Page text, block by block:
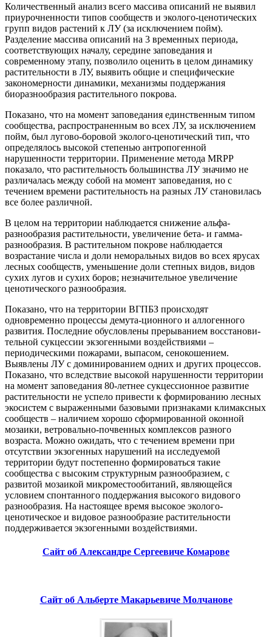
Количественный анализ всего массива описаний не выявил
приурочненности типов сообществ и эколого-ценотических
групп видов растений к ЛУ (за исключением пойм).
Разделение массива описаний на 3 временных периода,
соответствующих началу, середине заповедания и
современному этапу, позволило оценить в целом динамику
растительности в ЛУ, выявить общие и специфические
закономерности динамики, механизмы поддержания
биоразнообразия растительного покрова.
Показано, что на момент заповедания единственным типом
сообщества, распространенным во всех ЛУ, за исключением
пойм, был лугово-боровой эколого-ценотический тип, что
определялось высокой степенью антропогенной
нарушенности территории. Применение метода MRPP
показало, что растительность большинства ЛУ значимо не
различалась между собой на момент заповедания, но с
течением времени растительность на разных ЛУ становилась
все более различной.
В целом на территории наблюдается снижение альфа-
разнообразия растительности, увеличение бета- и гамма-
разнообразия. В растительном покрове наблюдается
возрастание числа и доли неморальных видов во всех ярусах
лесных сообществ, уменьшение доли степных видов, видов
сухих лугов и сухих боров; незначительное увеличение
ценотического разнообразия.
Показано, что на территории ВГПБЗ происходят
одновременно процессы демута-ционного и аллогенного
развития. Последние обусловлены прерыванием восстанови-
тельной сукцессии экзогенными воздействиями –
периодическими пожарами, выпасом, сенокошением.
Выявлены ЛУ с доминированием одних и других процессов.
Показано, что вследствие высокой нарушенности территории
на момент заповедания 80-летнее сукцессионное развитие
растительности не успело привести к формированию лесных
экосистем с выраженными базовыми признаками климаксных
сообществ – наличием хорошо сформированной оконной
мозаики, ветровально-почвенных комплексов разного
возраста. Можно ожидать, что с течением времени при
отсутствии экзогенных нарушений на исследуемой
территории будут постепенно формироваться такие
сообщества с высоким структурным разнообразием, с
развитой мозаикой микроместообитаний, являющейся
условием спонтанного поддержания высокого видового
разнообразия. На настоящее время высокое эколого-
ценотическое и видовое разнообразие растительности
поддерживается экзогенными воздействиями.
Сайт об Александре Сергеевиче Комарове
Сайт об Альберте Макарьевиче Молчанове